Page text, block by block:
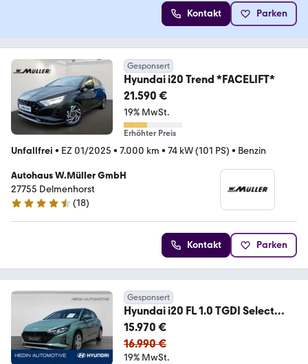
Kontakt Parken
Gesponsert
Hyundai i20 Trend *FACELIFT*
21.590 €
19% MwSt.
Erhöhter Preis
Unfallfrei • EZ 01/2025 • 7.000 km • 74 kW (101 PS) • Benzin
Autohaus W.Müller GmbH
27755 Delmenhorst
4.3 Sterne
(18)
Kontakt Parken
Gesponsert
Hyundai i20 FL 1.0 TGDI Select
Navi TEMP|KAM|Facelift
15.970 €
16.990 €
19% MwSt.